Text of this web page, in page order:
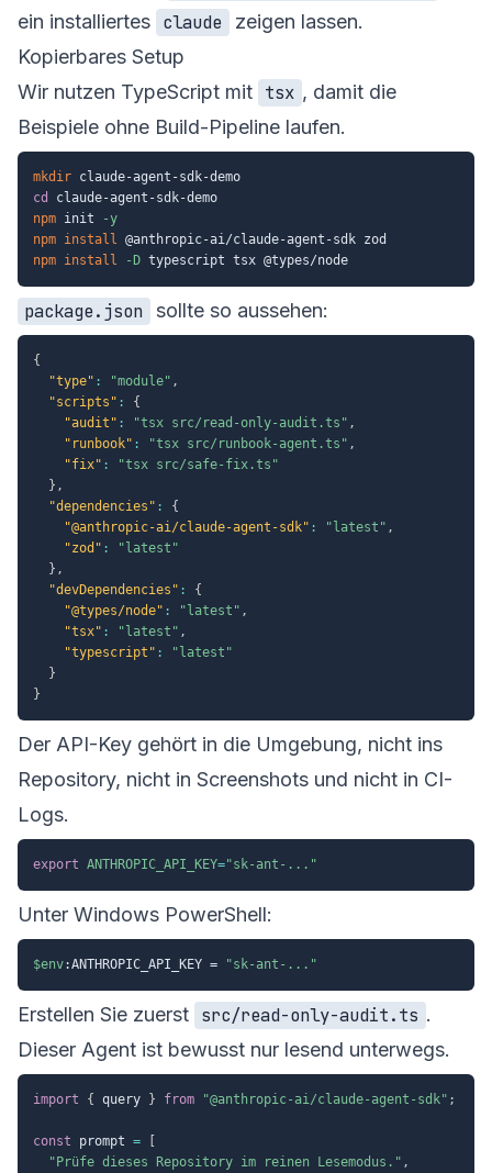
ein installiertes claude
zeigen lassen.
Kopierbares Setup
Wir nutzen TypeScript mit tsx , damit die
Beispiele ohne Build-Pipeline laufen.
mkdir
cd
npm init
-y
npm install
npm install -D
package.json sollte so aussehen:
{
"type" : "module" ,
"scripts" :
{
"audit" : "tsx src/read-only-audit.ts" ,
"runbook" : "tsx src/runbook-agent.ts" ,
"fix" :
"tsx src/safe-fix.ts"
} ,
"dependencies" :
{
"@anthropic-ai/claude-agent-sdk" : "latest" ,
"zod" :
"latest"
} ,
"devDependencies" :
{
"@types/node" : "latest" ,
"tsx" : "latest" ,
"typescript" :
"latest"
}
}
Der API-Key gehört in die Umgebung, nicht ins
Repository, nicht in Screenshots und nicht in CI-
Logs.
export ANTHROPIC_API_KEY="sk-ant-..."
Unter Windows PowerShell:
$env:ANTHROPIC_API_KEY = "sk-ant-..."
Erstellen Sie zuerst src/read-only-audit.ts .
Dieser Agent ist bewusst nur lesend unterwegs.
import { query } from "@anthropic-ai/claude-agent-sdk" ;
const prompt =
"Prüfe dieses Repository im reinen Lesemodus." ,